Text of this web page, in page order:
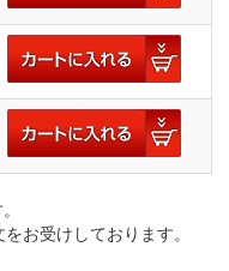
お受けしております。